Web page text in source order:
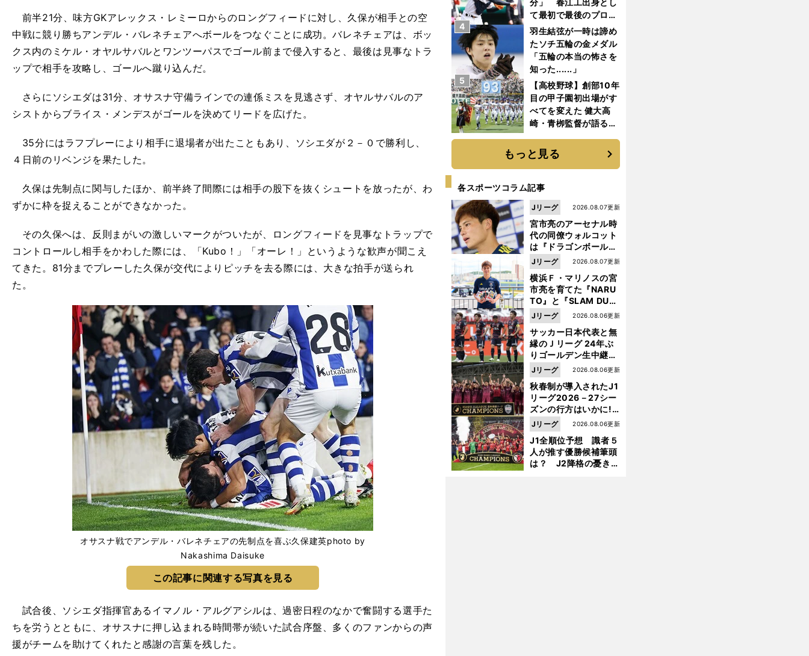
前半21分、味方GKアレックス・レミーロからのロングフィードに対し、久保が相手との空
中戦に競り勝ちアンデル・バレネチェアへボールをつなぐことに成功。バレネチェアは、ボッ
クス内のミケル・オヤルサバルとワンツーパスでゴール前まで侵入すると、最後は見事なトラ
ップで相手を攻略し、ゴールへ蹴り込んだ。
さらにソシエダは31分、オサスナ守備ラインでの連係ミスを見逃さず、オヤルサバルのア
シストからブライス・メンデスがゴールを決めてリードを広げた。
35分にはラフプレーにより相手に退場者が出たこともあり、ソシエダが２－０で勝利し、
４日前のリベンジを果たした。
久保は先制点に関与したほか、前半終了間際には相手の股下を抜くシュートを放ったが、わ
ずかに枠を捉えることができなかった。
その久保へは、反則まがいの激しいマークがついたが、ロングフィードを見事なトラップで
コントロールし相手をかわした際には、「Kubo！」「オーレ！」というような歓声が聞こえ
てきた。81分までプレーした久保が交代によりピッチを去る際には、大きな拍手が送られ
た。
オサスナ戦でアンデル・バレネチェアの先制点を喜ぶ久保建英photo by
Nakashima Daisuke
この記事に関連する写真を見る
試合後、ソシエダ指揮官あるイマノル・アルグアシルは、過密日程のなかで奮闘する選手た
ちを労うとともに、オサスナに押し込まれる時間帯が続いた試合序盤、多くのファンからの声
援がチームを助けてくれたと感謝の言葉を残した。
分」 春江工出身とし
て最初で最後のプロ野
球選手となった
羽生結弦が一時は諦め
たソチ五輪の金メダル
「五輪の本当の怖さを
知った......」
4
【高校野球】創部10年
目の甲子園初出場がす
べてを変えた 健大高
崎・青栁監督が語る
て生まれた
5
もっと見る
各スポーツコラム記事
宮市亮のアーセナル時
代の同僚ウォルコット
は『ドラゴンボール』
が大好き ポドルスキは
日向小次郎に憧れてい
た
2026.08.07更新
Jリーグ
横浜Ｆ・マリノスの宮
市亮を育てた『NARU
TO』と『SLAM DUN
K』 中京大中京の同
級生・木原龍一は"ジ
ャンプ係"だった
2026.08.07更新
Jリーグ
サッカー日本代表と無
縁のＪリーグ 24年ぶ
りゴールデン生中継の
開幕戦でヘタな試合は
見せられない
2026.08.06更新
Jリーグ
秋春制が導入されたJ1
リーグ2026－27シー
ズンの行方はいかに!?
５人の識者が全順位
を大胆予想
2026.08.06更新
Jリーグ
J1全順位予想 識者５
人が推す優勝候補筆頭
は？ J2降格の憂き目
2026.08.06更新
Jリーグ